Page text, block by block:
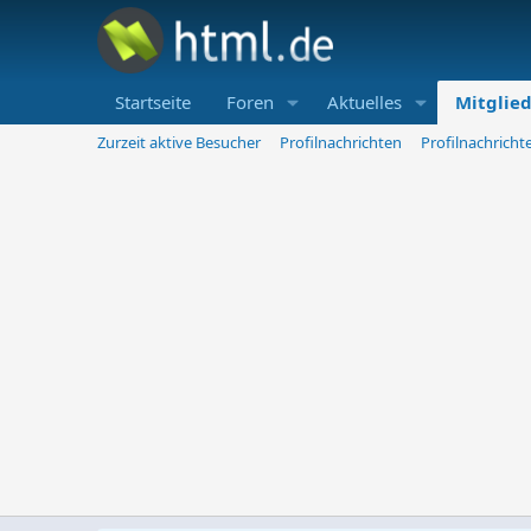
Startseite Foren Aktuelles
Zurzeit aktive Besucher Profilnachrichten